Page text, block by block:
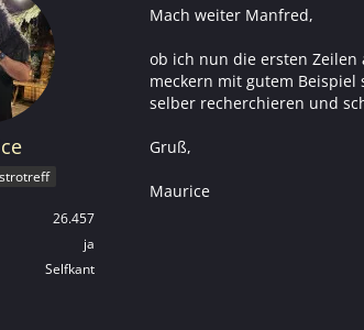
26.457
ja
Selfkant
Mach weiter Manfred,
ob ich nun die ersten
meckern mit gutem
selber recherchieren und
Gruß,
Maurice